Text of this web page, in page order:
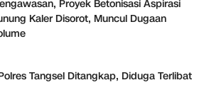
Proyek Betonisasi Aspirasi
Kaler Disorot, Muncul Dugaan
Tangsel Ditangkap, Diduga Terlibat